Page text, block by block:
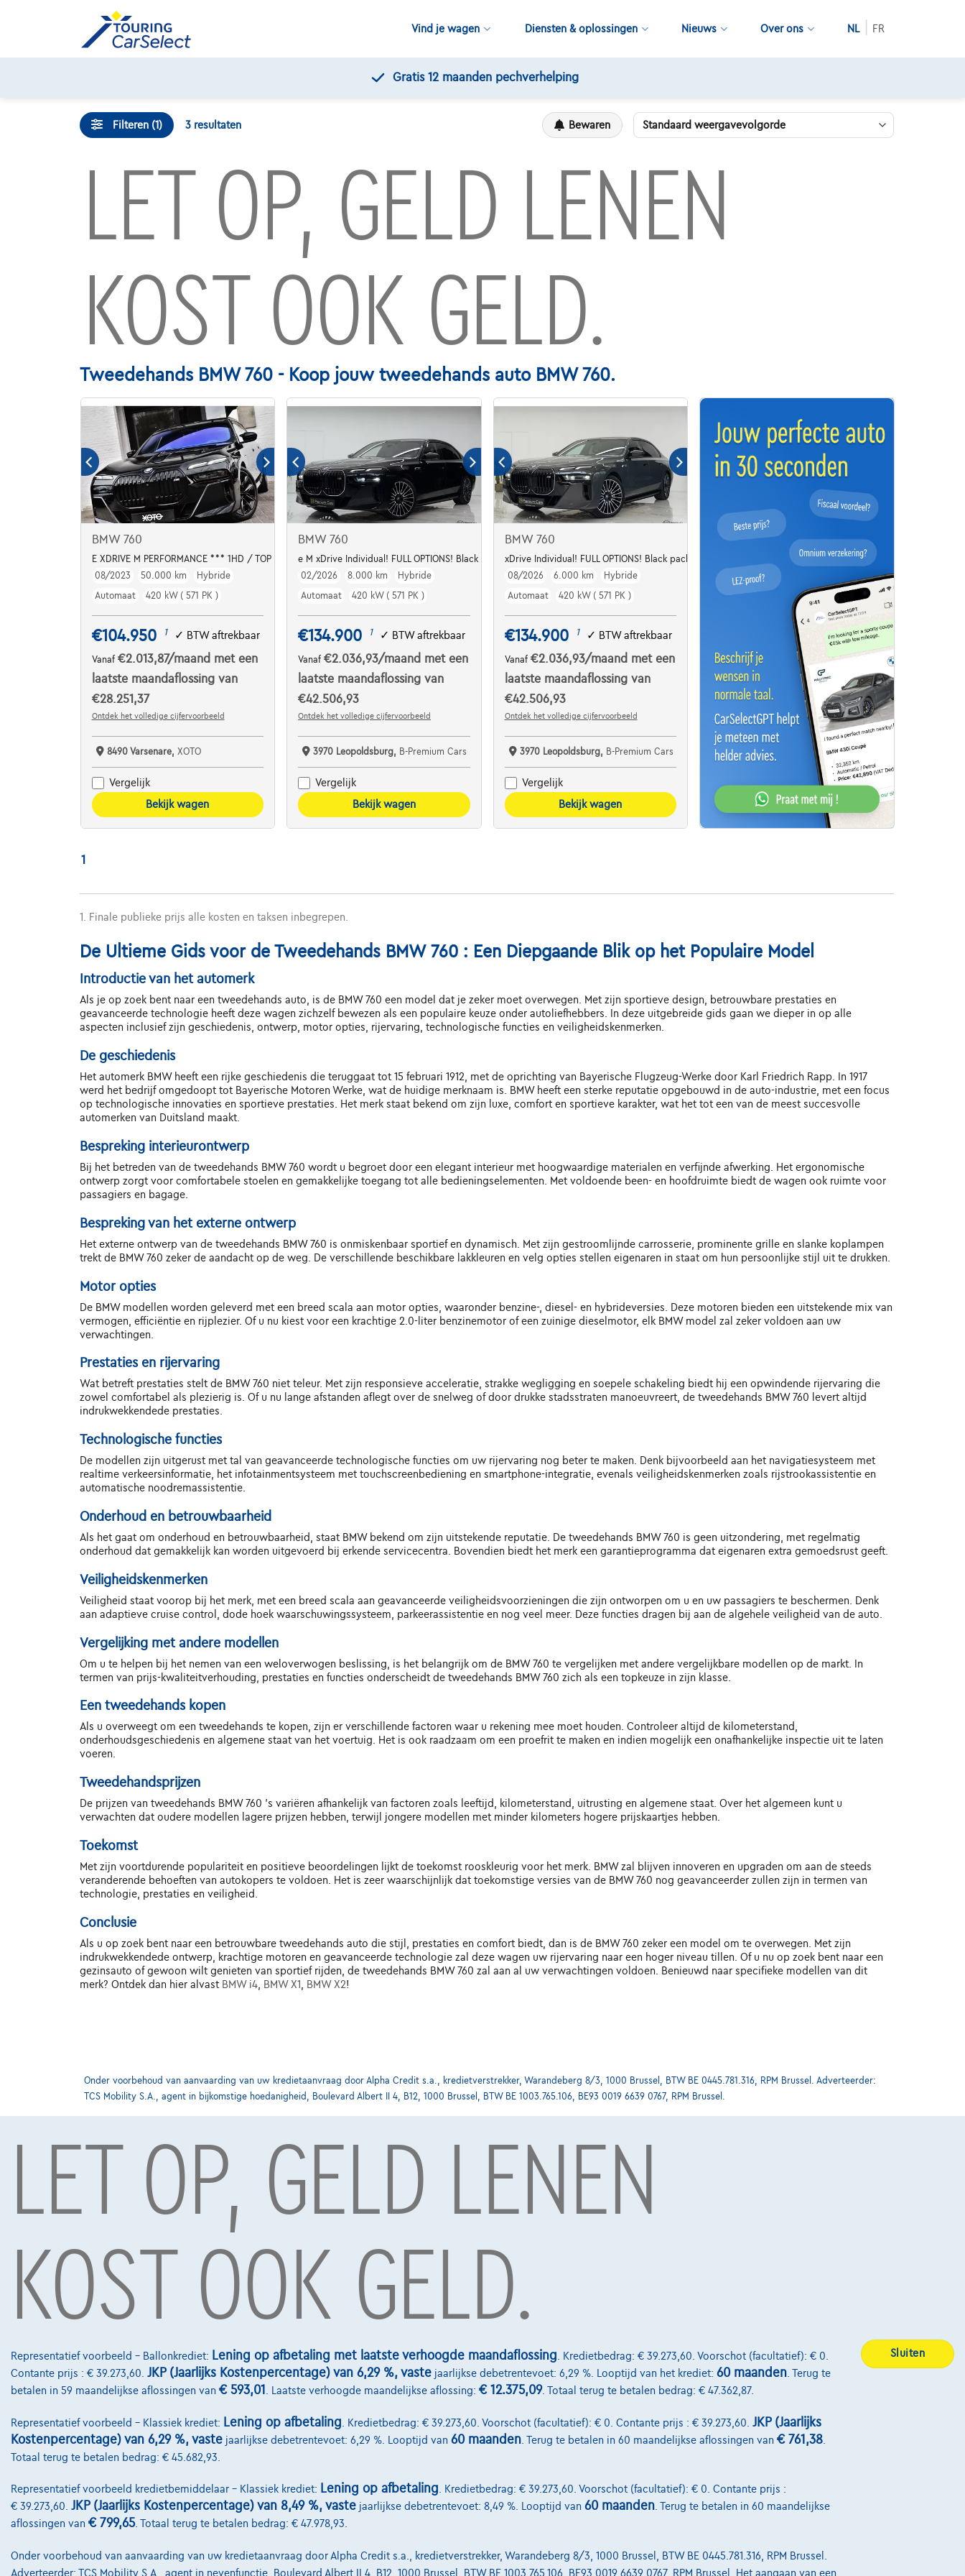
Vind je wagen Diensten & oplossingen Nieuws Over ons NL FR
Gratis 12 maanden pechverhelping
Filteren (1) 3 resultaten Bewaren
Tweedehands BMW 760 - Koop jouw tweedehands auto BMW 760.
LET OP, GELD LENEN
KOST OOK GELD.
BMW 760
E XDRIVE M PERFORMANCE *** 1HD / TOP CONDITION ***
08/2023
50.000 km
Hybride
Automaat
420 kW ( 571 PK )
€104.950 1 ✓ BTW aftrekbaar
Vanaf €2.013,87/maand met een
laatste maandaflossing van
€28.251,37
Ontdek het volledige cijfervoorbeeld
8490 Varsenare, XOTO
Vergelijk
Bekijk wagen
BMW 760
e M xDrive Individual! FULL OPTIONS! Black pack!
02/2026
8.000 km
Hybride
Automaat
420 kW ( 571 PK )
€134.900 1 ✓ BTW aftrekbaar
Vanaf€2.036,93/maand met een
laatste maandaflossing van
€42.506,93
Ontdek het volledige cijfervoorbeeld
3970 Leopoldsburg, B-Premium Cars
Vergelijk
Bekijk wagen
BMW 760
xDrive Individual! FULL OPTIONS! Black pack!
08/2026
6.000 km
Hybride
Automaat
420 kW ( 571 PK )
€134.900 1 ✓ BTW aftrekbaar
Vanaf €2.036,93/maand met een
laatste maandaflossing van
€42.506,93
Ontdek het volledige cijfervoorbeeld
3970 Leopoldsburg, B-Premium Cars
Vergelijk
Bekijk wagen
1
1. Finale publieke prijs alle kosten en taksen inbegrepen.
De Ultieme Gids voor de Tweedehands BMW 760 : Een Diepgaande Blik op het Populaire Model
Introductie van het automerk
Als je op zoek bent naar een tweedehands auto, is de BMW 760 een model dat je zeker moet overwegen. Met zijn sportieve design, betrouwbare prestaties en
geavanceerde technologie heeft deze wagen zichzelf bewezen als een populaire keuze onder autoliefhebbers. In deze uitgebreide gids gaan we dieper in op alle
aspecten inclusief zijn geschiedenis, ontwerp, motor opties, rijervaring, technologische functies en veiligheidskenmerken.
De geschiedenis
Het automerk BMW heeft een rijke geschiedenis die teruggaat tot 15 februari 1912, met de oprichting van Bayerische Flugzeug-Werke door Karl Friedrich Rapp. In 1917
werd het bedrijf omgedoopt tot Bayerische Motoren Werke, wat de huidige merknaam is. BMW heeft een sterke reputatie opgebouwd in de auto-industrie, met een focus
op technologische innovaties en sportieve prestaties. Het merk staat bekend om zijn luxe, comfort en sportieve karakter, wat het tot een van de meest succesvolle
automerken van Duitsland maakt.
Bespreking interieurontwerp
Bij het betreden van de tweedehands BMW 760 wordt u begroet door een elegant interieur met hoogwaardige materialen en verfijnde afwerking. Het ergonomische
ontwerp zorgt voor comfortabele stoelen en gemakkelijke toegang tot alle bedieningselementen. Met voldoende been- en hoofdruimte biedt de wagen ook ruimte voor
passagiers en bagage.
Bespreking van het externe ontwerp
Het externe ontwerp van de tweedehands BMW 760 is onmiskenbaar sportief en dynamisch. Met zijn gestroomlijnde carrosserie, prominente grille en slanke koplampen
trekt de BMW 760 zeker de aandacht op de weg. De verschillende beschikbare lakkleuren en velg opties stellen eigenaren in staat om hun persoonlijke stijl uit te drukken.
Motor opties
De BMW modellen worden geleverd met een breed scala aan motor opties, waaronder benzine-, diesel- en hybrideversies. Deze motoren bieden een uitstekende mix van
vermogen, efficiëntie en rijplezier. Of u nu kiest voor een krachtige 2.0-liter benzinemotor of een zuinige dieselmotor, elk BMW model zal zeker voldoen aan uw
verwachtingen.
Prestaties en rijervaring
Wat betreft prestaties stelt de BMW 760 niet teleur. Met zijn responsieve acceleratie, strakke wegligging en soepele schakeling biedt hij een opwindende rijervaring die
zowel comfortabel als plezierig is. Of u nu lange afstanden aflegt over de snelweg of door drukke stadsstraten manoeuvreert, de tweedehands BMW 760 levert altijd
indrukwekkendede prestaties.
Technologische functies
De modellen zijn uitgerust met tal van geavanceerde technologische functies om uw rijervaring nog beter te maken. Denk bijvoorbeeld aan het navigatiesysteem met
realtime verkeersinformatie, het infotainmentsysteem met touchscreenbediening en smartphone-integratie, evenals veiligheidskenmerken zoals rijstrookassistentie en
automatische noodremassistentie.
Onderhoud en betrouwbaarheid
Als het gaat om onderhoud en betrouwbaarheid, staat BMW bekend om zijn uitstekende reputatie. De tweedehands BMW 760 is geen uitzondering, met regelmatig
onderhoud dat gemakkelijk kan worden uitgevoerd bij erkende servicecentra. Bovendien biedt het merk een garantieprogramma dat eigenaren extra gemoedsrust geeft.
Veiligheidskenmerken
Veiligheid staat voorop bij het merk, met een breed scala aan geavanceerde veiligheidsvoorzieningen die zijn ontworpen om u en uw passagiers te beschermen. Denk
aan adaptieve cruise control, dode hoek waarschuwingssysteem, parkeerassistentie en nog veel meer. Deze functies dragen bij aan de algehele veiligheid van de auto.
Vergelijking met andere modellen
Om u te helpen bij het nemen van een weloverwogen beslissing, is het belangrijk om de BMW 760 te vergelijken met andere vergelijkbare modellen op de markt. In
termen van prijs-kwaliteitverhouding, prestaties en functies onderscheidt de tweedehands BMW 760 zich als een topkeuze in zijn klasse.
Een tweedehands kopen
Als u overweegt om een tweedehands te kopen, zijn er verschillende factoren waar u rekening mee moet houden. Controleer altijd de kilometerstand,
onderhoudsgeschiedenis en algemene staat van het voertuig. Het is ook raadzaam om een proefrit te maken en indien mogelijk een onafhankelijke inspectie uit te laten
voeren.
Tweedehandsprijzen
De prijzen van tweedehands BMW 760 's variëren afhankelijk van factoren zoals leeftijd, kilometerstand, uitrusting en algemene staat. Over het algemeen kunt u
verwachten dat oudere modellen lagere prijzen hebben, terwijl jongere modellen met minder kilometers hogere prijskaartjes hebben.
Toekomst
Met zijn voortdurende populariteit en positieve beoordelingen lijkt de toekomst rooskleurig voor het merk. BMW zal blijven innoveren en upgraden om aan de steeds
veranderende behoeften van autokopers te voldoen. Het is zeer waarschijnlijk dat toekomstige versies van de BMW 760 nog geavanceerder zullen zijn in termen van
technologie, prestaties en veiligheid.
Conclusie
Als u op zoek bent naar een betrouwbare tweedehands auto die stijl, prestaties en comfort biedt, dan is de BMW 760 zeker een model om te overwegen. Met zijn
indrukwekkendede ontwerp, krachtige motoren en geavanceerde technologie zal deze wagen uw rijervaring naar een hoger niveau tillen. Of u nu op zoek bent naar een
gezinsauto of gewoon wilt genieten van sportief rijden, de tweedehands BMW 760 zal aan al uw verwachtingen voldoen. Benieuwd naar specifieke modellen van dit
merk? Ontdek dan hier alvast BMW i4, BMW X1 BMW X2!
Onder voorbehoud van aanvaarding van uw kredietaanvraag door Alpha Credit s.a., kredietverstrekker, Warandeberg 8/3, 1000 Brussel, BTW BE 0445.781.316, RPM Brussel. Adverteerder:
TCS Mobility S.A., agent in bijkomstige hoedanigheid, Boulevard Albert II 4, B12, 1000 Brussel, BTW BE 1003.765.106, BE93 0019 6639 0767, RPM Brussel.
Meest populaire wagens
15.000 km | 12/2025
€69.500 1
€1.049,42
met een laatste
Volledige cijfervoorbeeld
65.974 km | 04/2022
€22.499 1
/maand
met een laatste
Volledige cijfervoorbeeld
15.926 km | 06/2025
€58.890 1
€889,21
met een laatste
Volledige cijfervoorbeeld
15.000 km | 03/2026
€30.995 1
Vanaf €468,01
Volledige cijfervoorbeeld
LET OP, GELD LENEN
KOST OOK GELD.
Representatief voorbeeld – Ballonkrediet: Lening op afbetaling met laatste verhoogde maandaflossing . Kredietbedrag: € 39.273,60. Voorschot (facultatief): € 0.
Contante prijs : € 39.273,60. JKP (Jaarlijks Kostenpercentage) van 6,29 %, vaste jaarlijkse debetrentevoet: 6,29 %. Looptijd van het krediet: 60 maanden . Terug te
betalen in 59 maandelijkse aflossingen van € 593,01 . Laatste verhoogde maandelijkse aflossing: € 12.375,09. Totaal terug te betalen bedrag: € 47.362,87.
Representatief voorbeeld – Klassiek krediet: Lening op afbetaling . Kredietbedrag: € 39.273,60. Voorschot (facultatief): € 0. Contante prijs : € 39.273,60. JKP (Jaarlijks
Kostenpercentage) van 6,29 %, vaste jaarlijkse debetrentevoet: 6,29 %. Looptijd van 60 maanden . Terug te betalen in 60 maandelijkse aflossingen van € 761,38
Totaal terug te betalen bedrag: € 45.682,93.
Representatief voorbeeld kredietbemiddelaar – Klassiek krediet: Lening op afbetaling. Kredietbedrag: € 39.273,60. Voorschot (facultatief): € 0. Contante prijs :
€ 39.273,60. JKP (Jaarlijks Kostenpercentage) van 8,49 %, vaste jaarlijkse debetrentevoet: 8,49 %. Looptijd van 60 maanden. Terug te betalen in 60 maandelijkse
aflossingen van € 799,65. Totaal terug te betalen bedrag: € 47.978,93.
Onder voorbehoud van aanvaarding van uw kredietaanvraag door Alpha Credit s.a., kredietverstrekker, Warandeberg 8/3, 1000 Brussel, BTW BE 0445.781.316, RPM Brussel.
Adverteerder: TCS Mobility S.A., agent in nevenfunctie, Boulevard Albert II 4, B12, 1000 Brussel, BTW BE 1003.765.106, BE93 0019 6639 0767, RPM Brussel. Het aangaan van een
Sluiten
Contact
info@touringcarselect.be
Koning Albert II-laan 4, B12
1000 Brussel
Diensten & Oplossingen
Financiering
Over Ons
Wie zijn we